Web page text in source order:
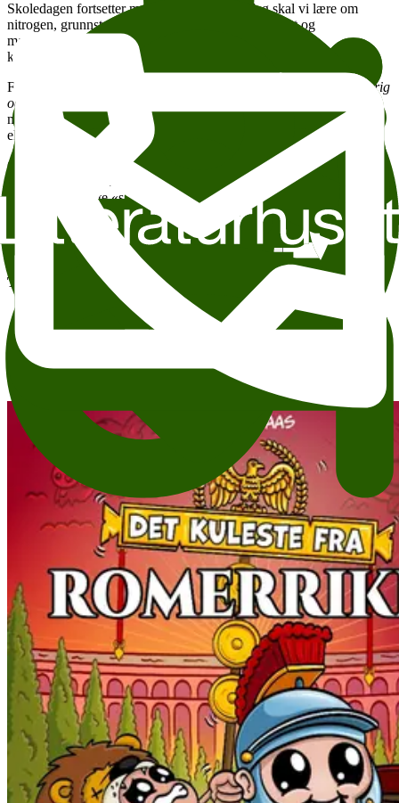
Skoledagen fortsetter med naturfagstime! I dag skal vi lære om
nitrogen, grunnstoffet som har gitt oss bomber, krutt og
masseødeleggelsesvåpen, men også supercomputere og
kunstgjødsel, en forutsetning for verdens matproduksjon.
Forfatter og fysiker
Livet, døden, krig
og korn. Historier om nitrogen
mangfoldige historie. Kanskje blir det også rom for et lite
eksperiment?
Gjennom festivaldagen inviterer vi publikum «tilbake til
skolebenken» i Nedjma. Her vil forfattere formidle fag på lettbent
vis gjennom korte «skoletimer» på 20 minutter. Kanskje spør de om
hjelp fra klassen underveis.
Add to calendar Copy link About accesesibility
Tema:
Sakprosafestivalen
Freedom of expression and democracy
Andre anbefalte arrangementer